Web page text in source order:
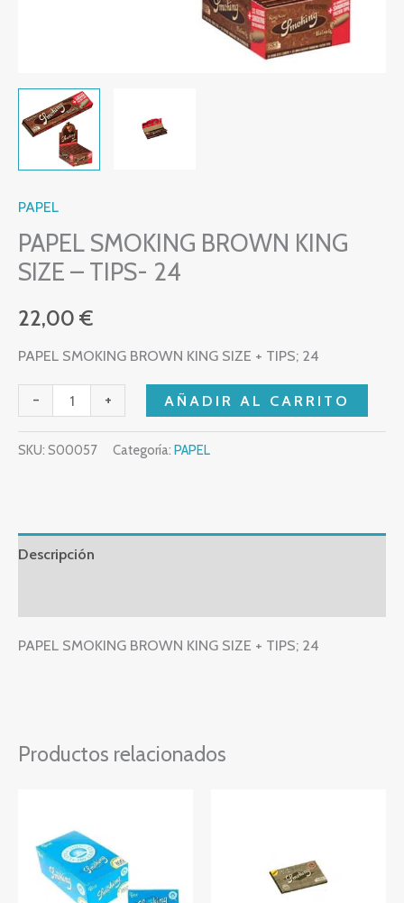
PAPEL
PAPEL SMOKING BROWN KING
SIZE – TIPS- 24
22,00 €
PAPEL SMOKING BROWN KING SIZE + TIPS; 24
- + AÑADIR AL CARRITO
SKU: S00057 Categoría: PAPEL
Descripción
PAPEL SMOKING BROWN KING SIZE + TIPS; 24
Productos relacionados